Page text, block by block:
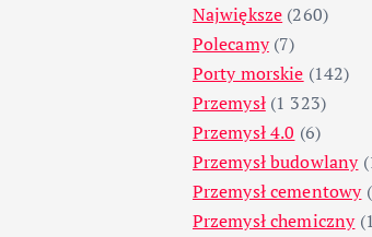
Największe (260)
Polecamy(7)
Porty morskie (142)
Przemysł(1 323)
Przemysł 4.0 (6)
Przemysł budowlany
Przemysł cementowy
Przemysł chemiczny